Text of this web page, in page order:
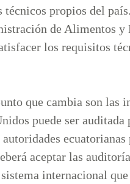
propios del
de Alimentos y
los requisitos
que cambia son las
puede ser auditada
aceptar las
internacional